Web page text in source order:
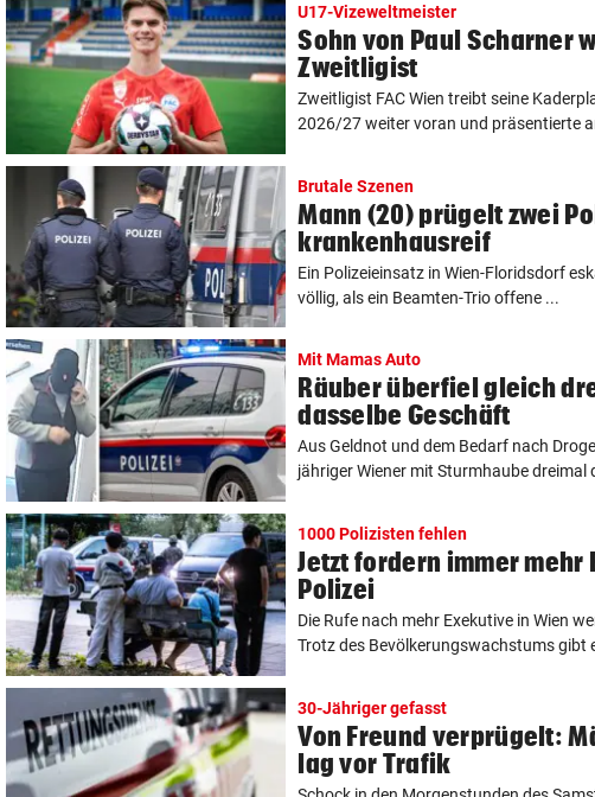
U17-Vizeweltmeister
Sohn von Paul Scharner
Zweitligist
Zweitligist FAC Wien treibt seine
2026/27 weiter voran und präsentierte
Brutale Szenen
Mann (20) prügelt zwei
krankenhausreif
Ein Polizeieinsatz in Wien-Floridsdorf
völlig, als ein Beamten-Trio offene ...
Mit Mamas Auto
Räuber überfiel gleich
dasselbe Geschäft
Aus Geldnot und dem Bedarf nach
jähriger Wiener mit Sturmhaube dreimal
1000 Polizisten fehlen
Jetzt fordern immer mehr
Polizei
Die Rufe nach mehr Exekutive in Wien
Trotz des Bevölkerungswachstums gibt
30-Jähriger gefasst
Von Freund verprügelt:
lag vor Trafik